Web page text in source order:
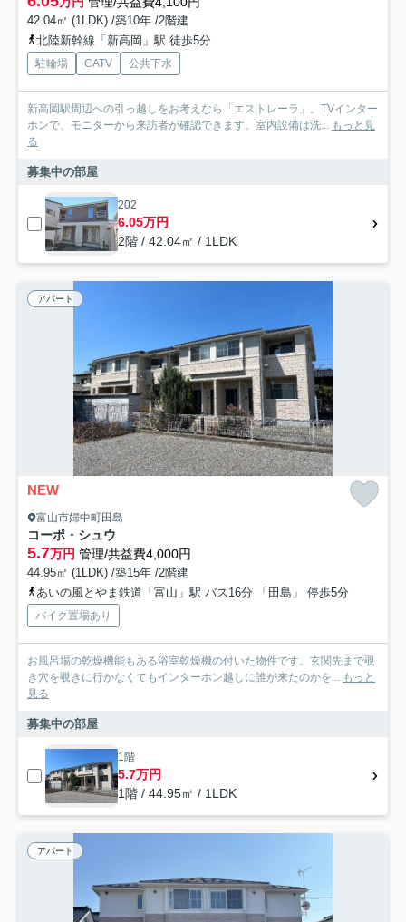
42.04㎡ (1LDK) /築10年 /2階建
北陸新幹線「新高岡」駅 徒歩5分
駐輪場 CATV 公共下水
新高岡駅周辺への引っ越しをお考えなら「エストレーラ」。TVインター
ホンで、モニターから来訪者が確認できます。室内設備は洗... もっと見
る
募集中の部屋
202
6.05万円
2階 / 42.04㎡ / 1LDK
アパート
NEW
富山市婦中町田島
コーポ・シュウ
5.7万円 管理/共益費4,000円
44.95㎡ (1LDK) /築15年 /2階建
あいの風とやま鉄道「富山」駅 バス16分 「田島」 停歩5分
バイク置場あり
お風呂場の乾燥機能もある浴室乾燥機の付いた物件です。玄関先まで覗
き穴を覗きに行かなくてもインターホン越しに誰が来たのかを... もっと
見る
募集中の部屋
1階
5.7万円
1階 / 44.95㎡ / 1LDK
アパート